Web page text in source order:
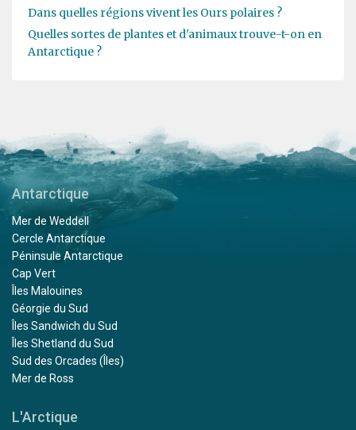
Dans quelles régions vivent les Ours polaires ?
Quelles sortes de plantes et d'animaux trouve-t-on en
Antarctique ?
Antarctique
Mer de Weddell
Cercle Antarctique
Péninsule Antarctique
Cap Vert
Îles Malouines
Géorgie du Sud
Îles Sandwich du Sud
Îles Shetland du Sud
Sud des Orcades (Îles)
Mer de Ross
L'Arctique